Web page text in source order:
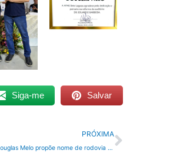
Siga-me Salvar
PRÓXIMA
Deputado Douglas Melo propõe nome de rodovia em homenagem ao locutor Guará
Próximo